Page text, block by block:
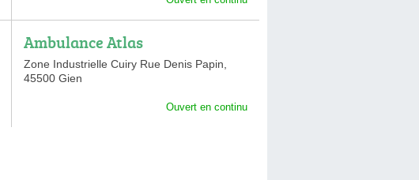
Ambulance Atlas
Zone Industrielle Cuiry Rue Denis Papin,
45500 Gien
Ouvert en continu